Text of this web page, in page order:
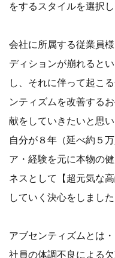
をするスタイルを選択し
会社に所属する従業員
ディションが崩れると
し、それに伴って起こ
ンティズムを改善する
献をしていきたいと思い
自分が８年（延べ約５
ア・経験を元に本物の
ネスとして【超元気な
していく決心をしました
アブセンティズムとは・
社員の体調不良による